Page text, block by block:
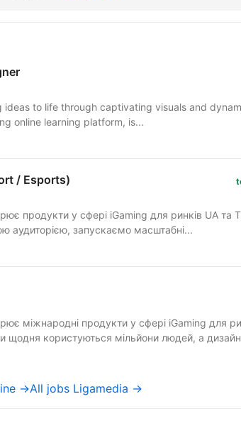
ideas to life through captivating visuals and
online learning platform, is...
/ Esports)
продукти у сфері iGaming для ринків UA та
аудиторією, запускаємо масштабні...
міжнародні продукти у сфері iGaming для
щодня користуються мільйони людей, а
→All jobs Ligamedia →